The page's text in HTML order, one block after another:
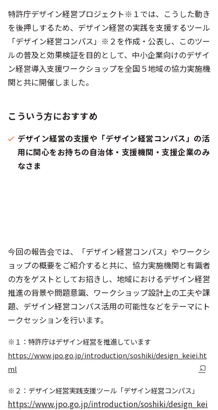
特許庁デザイン経営プロジェクト※１では、こうした動き
を後押しするため、デザイン経営の実践を支援するツール
「デザイン経営コンパス」※２を作成・公表し、このツー
ルの普及と効果検証を目的として、中小企業向けのデザイ
ン経営導入支援ワークショップを全国５地域の協力実施機
関と共に開催しました。
こういう方におすすめ
デザイン経営の支援や「デザイン経営コンパス」の活
用に関心をお持ちの自治体・支援機関・支援企業のみ
なさま
今回の報告会では、「デザイン経営コンパス」やワークシ
ョップの概要をご紹介すると共に、協力実施機関と有識者
の方をゲストとしてお招きし、地域におけるデザイン経営
推進の背景や問題意識、ワークショップ設計上の工夫や課
題、デザイン経営コンパス活用の可能性などをテーマにト
ークセッションを行います。
※１：特許庁はデザイン経営を推進しています
https://www.jpo.go.jp/introduction/soshiki/design_keiei.ht
ml
※２：デザイン経営実践支援ツール「デザイン経営コンパス」
https://www.jpo.go.jp/introduction/soshiki/design_kei